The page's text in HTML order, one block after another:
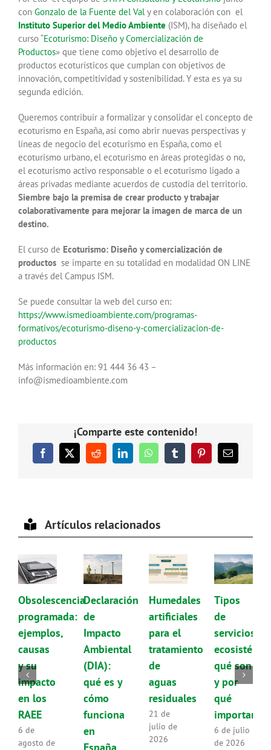
con Gonzalo de la Fuente del Valy en colaboración con el
Instituto Superior del Medio Ambiente (ISM), ha diseñado el
curso “Ecoturismo: Diseño y Comercialización de
Productos» que tiene como objetivo el desarrollo de
productos ecoturísticos que cumplan con objetivos de
innovación, competitividad y sostenibilidad. Y esta es ya su
segunda edición.
Queremos contribuir a formalizar y consolidar el concepto de
ecoturismo en España, así como abrir nuevas perspectivas y
líneas de negocio del ecoturismo en España, como el
ecoturismo urbano, el ecoturismo en áreas protegidas o no,
el ecoturismo activo responsable o el ecoturismo ligado a
áreas privadas mediante acuerdos de custodia del territorio.
Siembre bajo la premisa de crear producto y trabajar
colaborativamente para mejorar la imagen de marca de un
destino.
El curso de Ecoturismo: Diseño y comercialización de
productos se imparte en su totalidad en modalidad ON LINE
a través del Campus ISM.
Se puede consultar la web del curso en:
https://www.ismedioambiente.com/programas-
formativos/ecoturismo-diseno-y-comercializacion-de-
productos
Más información en: 91 444 36 43 –
info@ismedioambiente.com
¡Comparte este contenido!
Facebook
X RedditLinkedInWhatsAppTumblrPinterestCorreo
Artículos relacionados
Obsolescencia
programada:
ejemplos,
causas
y su
impacto
en los
RAEE
6 de
agosto de
Declaración
de
Impacto
Ambiental
(DIA):
qué es y
cómo
funciona
en
España
Humedales
artificiales
para el
tratamiento
de
aguas
residuales
21 de
julio de
2026
Tipos
de
servicios
qué son
y por
qué
importan
6 de julio
de 2026